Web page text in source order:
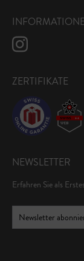
ZERTIFIKATE
NEWSLETTER
Erfahren Sie als
Newsletter